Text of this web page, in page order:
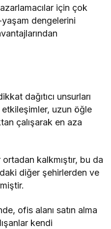
için çok
dengelerini
dağıtıcı unsurları
etkileşimler, uzun öğle
çalışarak en aza
kalkmıştır, bu da
diğer şehirlerden ve
ofis alanı satın alma
kendi